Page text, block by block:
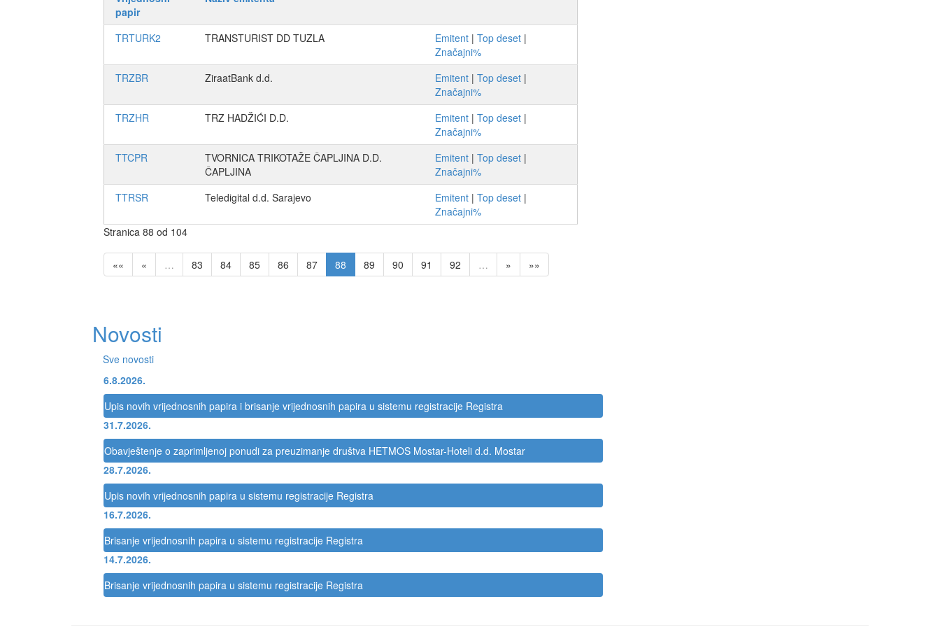
papir
TRTURK2 TRANSTURIST DD TUZLA Emitent | Top deset |
Značajni%
TRZBR
ZiraatBank d.d. Emitent | Top deset |
Značajni%
TRZHR
TRZ HADŽIĆI D.D. Emitent | Top deset |
Značajni%
TTCPR
TVORNICA TRIKOTAŽE ČAPLJINA D.D.
ČAPLJINA
Emitent | Top deset |
Značajni%
TTRSR
Teledigital d.d. Sarajevo Emitent | Top deset |
Značajni%
Stranica 88 od 104
«« « … 83 84 85 86 87 88 89 90 91 92 … » »»
Novosti
Sve novosti
6.8.2026.
Upis novih vrijednosnih papira i brisanje vrijednosnih papira u sistemu registracije Registra
31.7.2026.
Obavještenje o zaprimljenoj ponudi za preuzimanje društva HETMOS Mostar-Hoteli d.d. Mostar
28.7.2026.
Upis novih vrijednosnih papira u sistemu registracije Registra
16.7.2026.
Brisanje vrijednosnih papira u sistemu registracije Registra
14.7.2026.
Brisanje vrijednosnih papira u sistemu registracije Registra